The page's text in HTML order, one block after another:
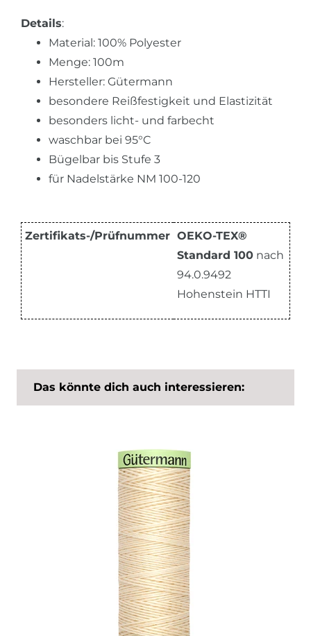
Details:
Material: 100% Polyester
Menge: 100m
Hersteller: Gütermann
besondere Reißfestigkeit und Elastizität
besonders licht- und farbecht
waschbar bei 95°C
Bügelbar bis Stufe 3
für Nadelstärke NM 100-120
Zertifikats-/Prüfnummer OEKO-TEX®
Standard 100 nach
94.0.9492
Hohenstein HTTI
Das könnte dich auch interessieren: